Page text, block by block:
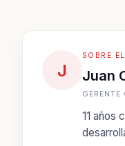
J
SOBRE
Juan
11 años